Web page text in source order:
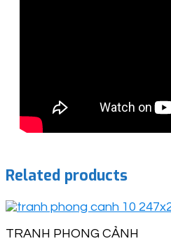
Related products
TRANH PHONG CẢNH